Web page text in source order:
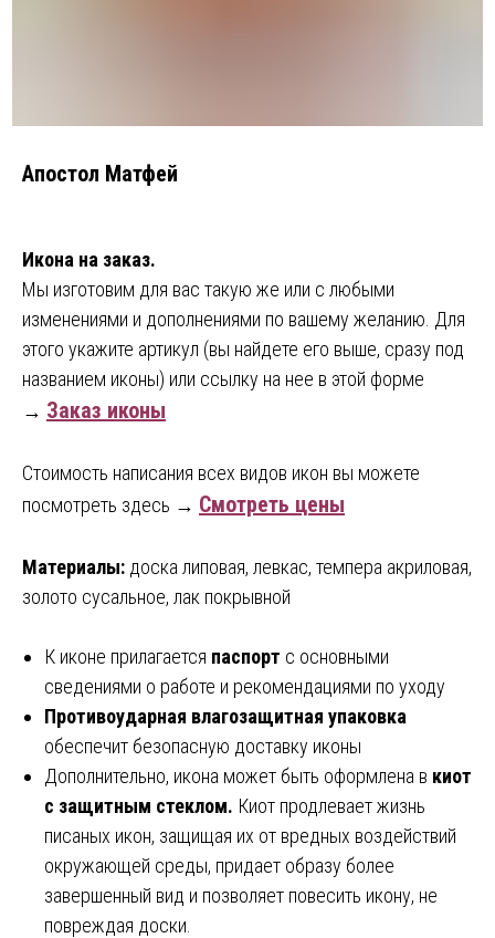
Апостол Матфей
Икона на заказ.
Мы изготовим для вас такую же или с любыми
изменениями и дополнениями по вашему желанию. Для
этого укажите артикул (вы найдете его выше, сразу под
названием иконы) или ссылку на нее в этой форме
→ Заказ иконы
Стоимость написания всех видов икон вы можете
посмотреть здесь → Смотреть цены
Материалы: доска липовая, левкас, темпера акриловая,
золото сусальное, лак покрывной
К иконе прилагается паспорт с основными
сведениями о работе и рекомендациями по уходу
Противоударная влагозащитная упаковка
обеспечит безопасную доставку иконы
Дополнительно, икона может быть оформлена в киот
с защитным стеклом. Киот продлевает жизнь
писаных икон, защищая их от вредных воздействий
окружающей среды, придает образу более
завершенный вид и позволяет повесить икону, не
повреждая доски.